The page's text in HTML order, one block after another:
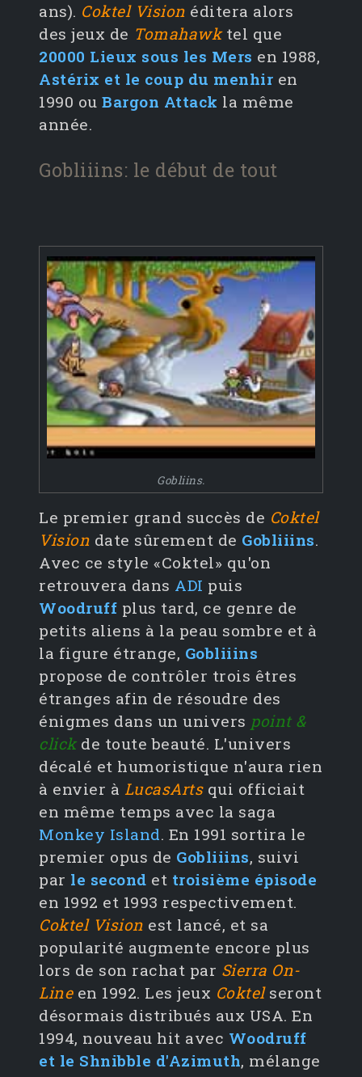
ans). Coktel Vision éditera alors
des jeux de Tomahawktel que
20000 Lieux sous les Mers en 1988,
Astérix et le coup du menhir en
1990 ou Bargon Attack la même
année.
Gobliiins: le début de tout
Gobliins.
Le premier grand succès de Coktel
Vision date sûrement de Gobliiins.
Avec ce style «Coktel» qu'on
retrouvera dans ADI puis
Woodruff plus tard, ce genre de
petits aliens à la peau sombre et à
la figure étrange, Gobliiins
propose de contrôler trois êtres
étranges afin de résoudre des
énigmes dans un univers point &
clickde toute beauté. L'univers
décalé et humoristique n'aura rien
à envier à LucasArtsqui officiait
en même temps avec la saga
Monkey Island. En 1991 sortira le
premier opus de Gobliiins, suivi
par le second et troisième épisode
en 1992 et 1993 respectivement.
Coktel Vision est lancé, et sa
popularité augmente encore plus
lors de son rachat par Sierra On-
Lineen 1992. Les jeux Coktelseront
désormais distribués aux USA. En
1994, nouveau hit avec Woodruff
et le Shnibble d'Azimuth, mélange